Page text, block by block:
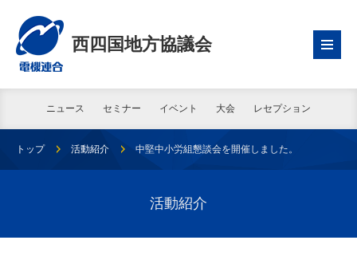
西四国地方協議会
ニュース セミナー イベント 大会 レセプション
トップ 活動紹介 中堅中小労組懇談会を開催しました。
活動紹介